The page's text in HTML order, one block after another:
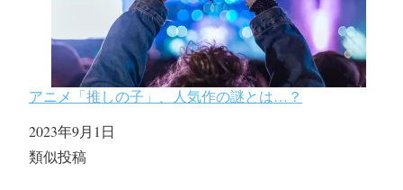
アニメ「推しの子」、人気作の謎とは…？
日付
2023年9月1日
関連理由
類似投稿